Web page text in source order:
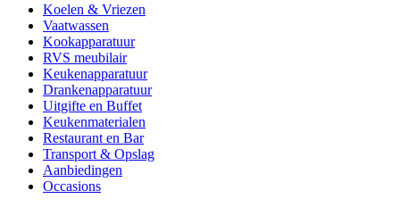
Koelen & Vriezen
Vaatwassen
Kookapparatuur
RVS meubilair
Keukenapparatuur
Drankenapparatuur
Uitgifte en Buffet
Keukenmaterialen
Restaurant en Bar
Transport & Opslag
Aanbiedingen
Occasions